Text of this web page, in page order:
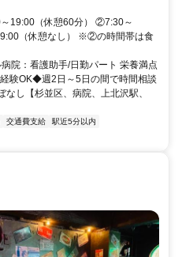
19:00（休憩60分） ②7:30～
（休憩なし） ※②の時間帯は食
院：看護助手/日勤パート 栄養満点
験OK◆週2日～5日の間で時間相談
し【杉並区、病院、上北沢駅、
交通費支給
駅近5分以内